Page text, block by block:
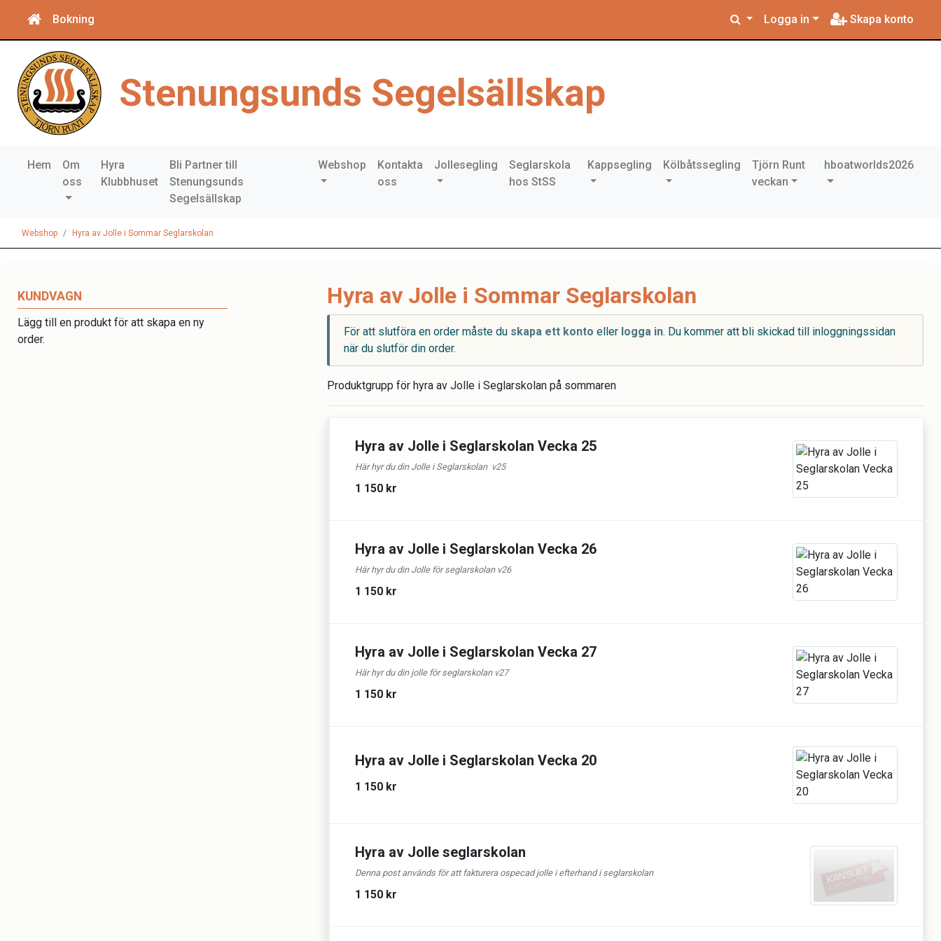
Bokning Logga in Skapa konto
Stenungsunds Segelsällskap
Hem
Om
oss
Hyra
Klubbhuset
Bli Partner till
Stenungsunds
Segelsällskap
Webshop
Kontakta
oss
Jollesegling
Seglarskola
hos StSS
Kappsegling Kölbåtssegling
Tjörn Runt
veckan
hboatworlds2026
Webshop Hyra av Jolle i Sommar Seglarskolan
KUNDVAGN
Lägg till en produkt för att skapa en ny
order.
Hyra av Jolle i Sommar Seglarskolan
För att slutföra en order måste du skapa ett konto eller logga in. Du kommer att bli skickad till inloggningssidan
när du slutför din order.
Produktgrupp för hyra av Jolle i Seglarskolan på sommaren
Hyra av Jolle i Seglarskolan Vecka 25
Här hyr du din Jolle i Seglarskolan v25
1 150 kr
Hyra av Jolle i Seglarskolan Vecka 26
Här hyr du din Jolle för seglarskolan v26
1 150 kr
Hyra av Jolle i Seglarskolan Vecka 27
Här hyr du din jolle för seglarskolan v27
1 150 kr
Hyra av Jolle i Seglarskolan Vecka 20
1 150 kr
Hyra av Jolle seglarskolan
Denna post används för att fakturera ospecad jolle i efterhand i seglarskolan
1 150 kr